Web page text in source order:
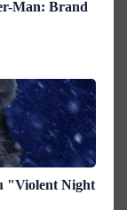
Man: Brand
"Violent Night